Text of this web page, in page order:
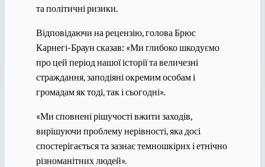
та політичні ризики.
Відповідаючи на рецензію, голова Брюс
Карнегі-Браун сказав: «Ми глибоко шкодуємо
про цей період нашої історії та величезні
страждання, заподіяні окремим особам і
громадам як тоді, так і сьогодні».
«Ми сповнені рішучості вжити заходів,
вирішуючи проблему нерівності, яка досі
спостерігається та зазнає темношкірих і етнічно
різноманітних людей».